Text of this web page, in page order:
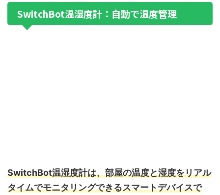
SwitchBot温湿度計：自動で温度管理
SwitchBot温湿度計は、部屋の温度と湿度をリアル
タイムでモニタリングできるスマートデバイスで